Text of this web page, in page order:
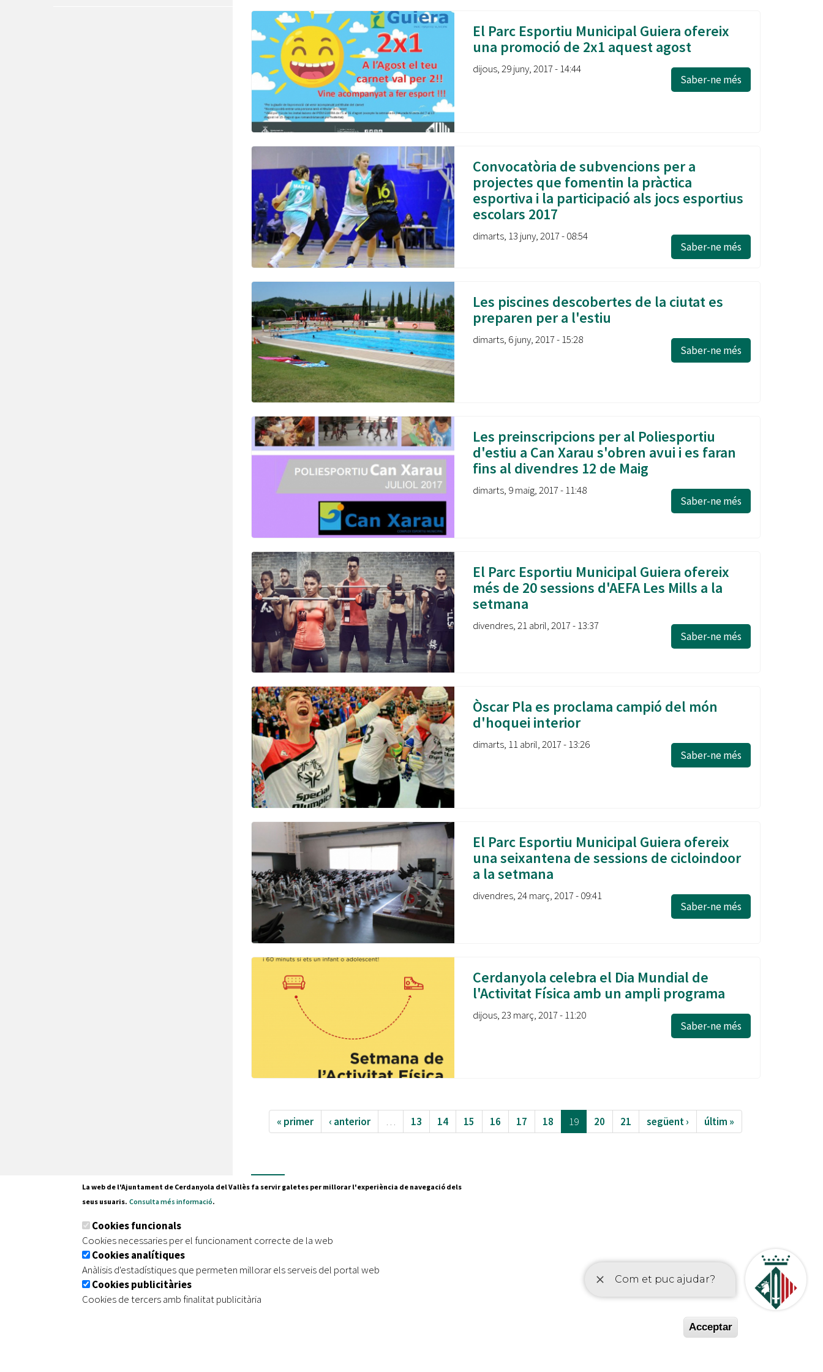
El Parc Esportiu Municipal Guiera ofereix
una promoció de 2x1 aquest agost
dijous, 29 juny, 2017 - 14:44
Saber-ne més
Convocatòria de subvencions per a
projectes que fomentin la pràctica
esportiva i la participació als jocs esportius
escolars 2017
dimarts, 13 juny, 2017 - 08:54
Saber-ne més
Les piscines descobertes de la ciutat es
preparen per a l'estiu
dimarts, 6 juny, 2017 - 15:28
Saber-ne més
Les preinscripcions per al Poliesportiu
d'estiu a Can Xarau s'obren avui i es faran
fins al divendres 12 de Maig
dimarts, 9 maig, 2017 - 11:48
Saber-ne més
El Parc Esportiu Municipal Guiera ofereix
més de 20 sessions d'AEFA Les Mills a la
setmana
divendres, 21 abril, 2017 - 13:37
Saber-ne més
Òscar Pla es proclama campió del món
d'hoquei interior
dimarts, 11 abril, 2017 - 13:26
Saber-ne més
El Parc Esportiu Municipal Guiera ofereix
una seixantena de sessions de cicloindoor
a la setmana
divendres, 24 març, 2017 - 09:41
Saber-ne més
Cerdanyola celebra el Dia Mundial de
l'Activitat Física amb un ampli programa
dijous, 23 març, 2017 - 11:20
Saber-ne més
« primer ‹ anterior … 13 14 15 16 17 18 19 20 21 següent › últim »
more
Tel. 935 80 88 88
| Avís legal | Protecció de dades
La web de l'Ajuntament de Cerdanyola del Vallès fa servir galetes per millorar l'experiència de navegació dels
seus usuaris. Consulta més informació.
Cookies funcionals
Cookies necessaries per el funcionament correcte de la web
Cookies analítiques
Anàlisis d'estadístiques que permeten millorar els serveis del portal web
Cookies publicitàries
Cookies de tercers amb finalitat publicitària
Acceptar